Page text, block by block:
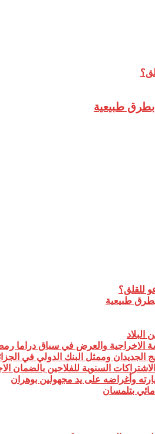
طبيعية
للقلق؟
طبيعية
والعرض في سباق دراما رمضان
وممثل البنك الدولي في
وأغراضه على يد مجهولين بوهران
بتلمسان